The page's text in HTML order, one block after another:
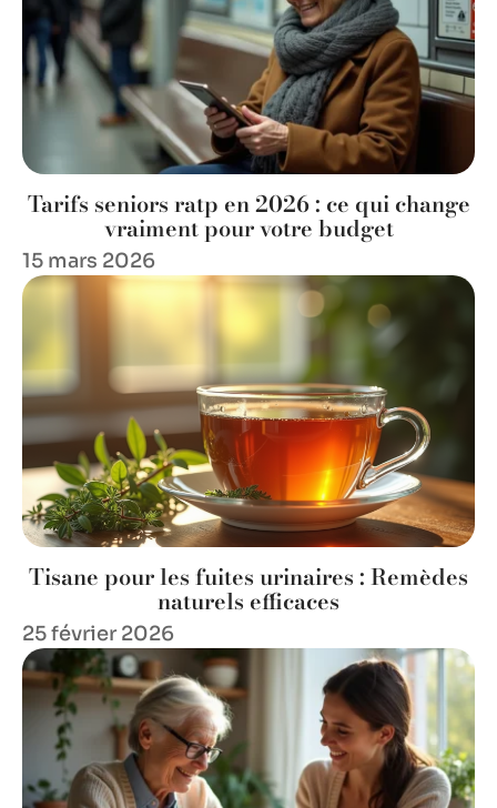
Tarifs seniors ratp en 2026 : ce qui change
vraiment pour votre budget
15 mars 2026
Tisane pour les fuites urinaires : Remèdes
naturels efficaces
25 février 2026